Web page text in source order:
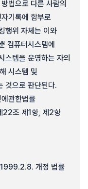
법으로 다른 사람의
기록에 함부로
행위 자체는 이와
컴퓨터시스템에
스템을 운영하는 자의
시스템 및
것으로 판단된다.
관한법률
조 제1항, 제2항
개정 법률